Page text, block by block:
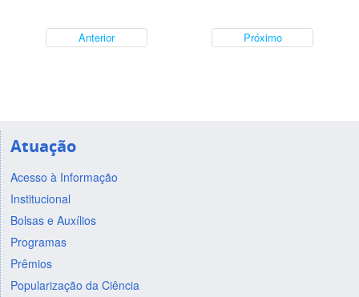
Anterior Próximo
Atuação
Acesso à Informação
Institucional
Bolsas e Auxílios
Programas
Prêmios
Popularização da Ciência